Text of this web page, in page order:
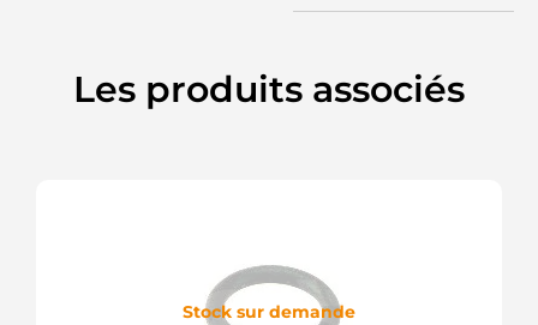
Les produits associés
Stock sur demande